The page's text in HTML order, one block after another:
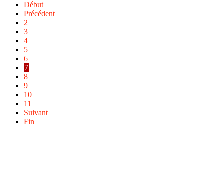
Début
Précédent
2
3
4
5
6
7
8
9
10
11
Suivant
Fin